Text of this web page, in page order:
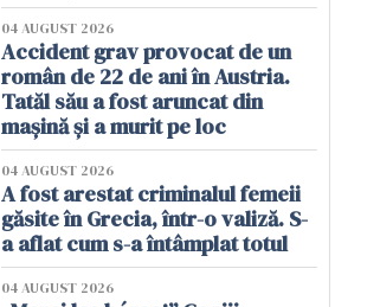
04 AUGUST 2026
Accident grav provocat de un
român de 22 de ani în Austria.
Tatăl său a fost aruncat din
mașină și a murit pe loc
04 AUGUST 2026
A fost arestat criminalul femeii
găsite în Grecia, într-o valiză. S-
a aflat cum s-a întâmplat totul
04 AUGUST 2026